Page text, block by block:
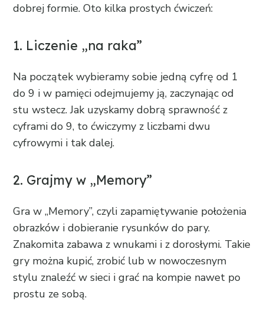
dobrej formie. Oto kilka prostych ćwiczeń:
1. Liczenie „na raka”
Na początek wybieramy sobie jedną cyfrę od 1
do 9 i w pamięci odejmujemy ją, zaczynając od
stu wstecz. Jak uzyskamy dobrą sprawność z
cyframi do 9, to ćwiczymy z liczbami dwu
cyfrowymi i tak dalej.
2. Grajmy w „Memory”
Gra w „Memory”, czyli zapamiętywanie położenia
obrazków i dobieranie rysunków do pary.
Znakomita zabawa z wnukami i z dorosłymi. Takie
gry można kupić, zrobić lub w nowoczesnym
stylu znaleźć w sieci i grać na kompie nawet po
prostu ze sobą.